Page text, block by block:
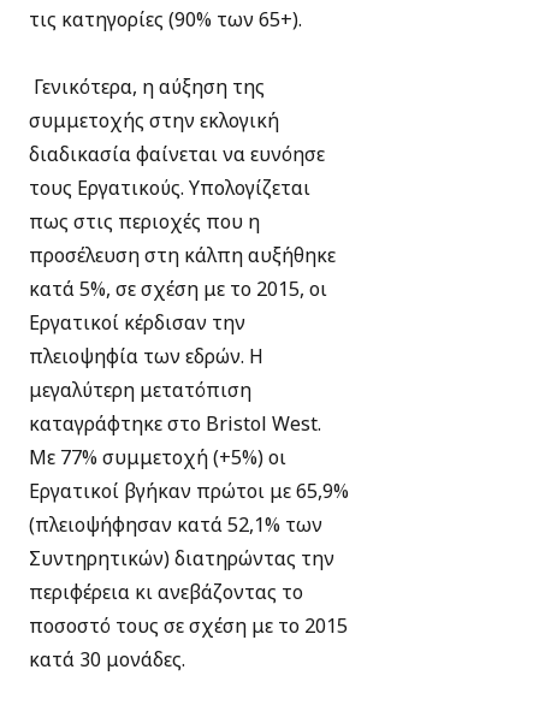
τις κατηγορίες (90% των 65+).
Γενικότερα, η αύξηση της
συμμετοχής στην εκλογική
διαδικασία φαίνεται να ευνόησε
τους Εργατικούς. Υπολογίζεται
πως στις περιοχές που η
προσέλευση στη κάλπη αυξήθηκε
κατά 5%, σε σχέση με τo 2015, οι
Εργατικοί κέρδισαν την
πλειοψηφία των εδρών. Η
μεγαλύτερη μετατόπιση
καταγράφτηκε στο Bristol West.
Με 77% συμμετοχή (+5%) οι
Εργατικοί βγήκαν πρώτοι με 65,9%
(πλειοψήφησαν κατά 52,1% των
Συντηρητικών) διατηρώντας την
περιφέρεια κι ανεβάζοντας το
ποσοστό τους σε σχέση με το 2015
κατά 30 μονάδες.